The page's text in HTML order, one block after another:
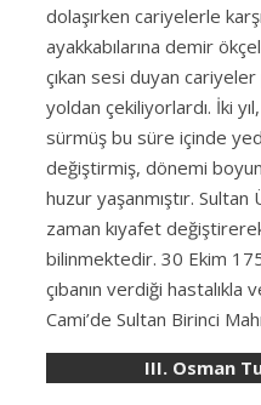
dolaşırken cariyelerle
ayakkabılarına demir
çıkan sesi duyan
yoldan çekiliyorlardı. İki
sürmüş bu süre içinde
değiştirmiş, dönemi
huzur yaşanmıştır. Sultan
zaman kıyafet değiştirerek
bilinmektedir. 30 Ekim
çıbanın verdiği
Cami’de Sultan Birinci
III. Osman